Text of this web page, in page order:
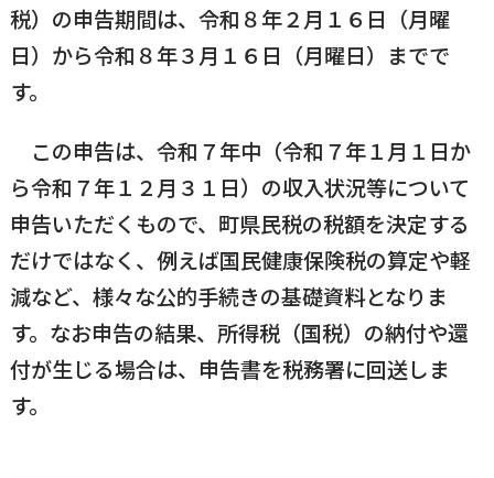
予防接種／健診など
入学／転入学
障がいのある方
高齢者の方
印鑑登録 戸籍の届出
各種申請書
横瀬町の施設
横瀬町の観光
小児科オンライン
暮らし・手続き・
健康・福祉
子育て・教育・生
涯学習
施設・文化 事業者の方向け
横瀬町のこと 広報・メディア
横瀬町役場
0494-25-0111
税）の申告期間は、令和８年２月１６日（月曜
日）から令和８年３月１６日（月曜日）までで
す。
この申告は、令和７年中（令和７年１月１日か
ら令和７年１２月３１日）の収入状況等について
申告いただくもので、町県民税の税額を決定する
だけではなく、例えば国民健康保険税の算定や軽
減など、様々な公的手続きの基礎資料となりま
す。なお申告の結果、所得税（国税）の納付や還
付が生じる場合は、申告書を税務署に回送しま
す。